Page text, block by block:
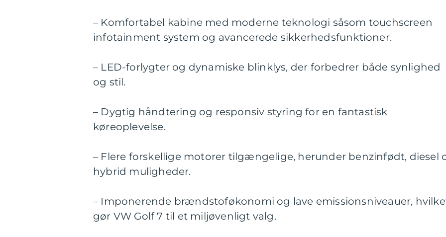
– Komfortabel kabine med moderne teknologi såsom touchscreen
infotainment system og avancerede sikkerhedsfunktioner.
– LED-forlygter og dynamiske blinklys, der forbedrer både synlighed
og stil.
– Dygtig håndtering og responsiv styring for en fantastisk
køreoplevelse.
– Flere forskellige motorer tilgængelige, herunder benzinfødt, diesel
hybrid muligheder.
– Imponerende brændstoføkonomi og lave emissionsniveauer,
gør VW Golf 7 til et miljøvenligt valg.